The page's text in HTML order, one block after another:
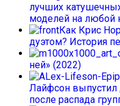
лучших
моделей на любой
Как Крис
дуэтом? История
ней» (2022)
Лайфсон
после распада